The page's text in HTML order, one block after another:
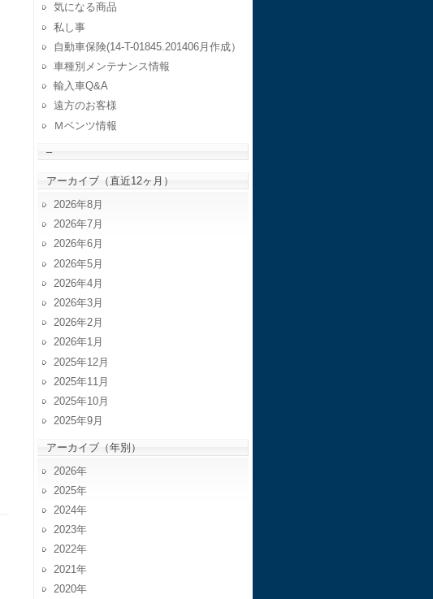
気になる商品
私し事
自動車保険(14-T-01845.201406月作成）
車種別メンテナンス情報
輸入車Q&A
遠方のお客様
Ｍベンツ情報
–
アーカイブ（直近12ヶ月）
2026年8月
2026年7月
2026年6月
2026年5月
2026年4月
2026年3月
2026年2月
2026年1月
2025年12月
2025年11月
2025年10月
2025年9月
アーカイブ（年別）
2026
2025
2024
2023
2022
2021
2020